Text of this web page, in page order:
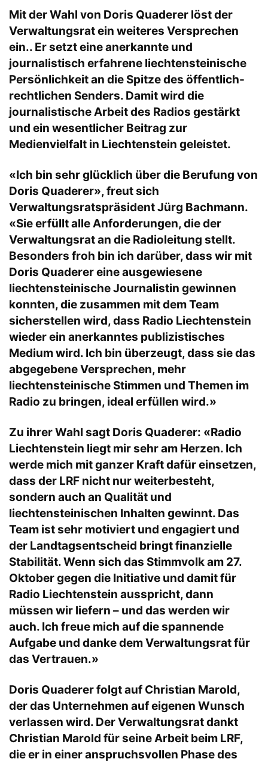
Mit der Wahl von Doris Quaderer löst der
Verwaltungsrat ein weiteres Versprechen
ein.. Er setzt eine anerkannte und
journalistisch erfahrene liechtensteinische
Persönlichkeit an die Spitze des öffentlich-
rechtlichen Senders. Damit wird die
journalistische Arbeit des Radios gestärkt
und ein wesentlicher Beitrag zur
Medienvielfalt in Liechtenstein geleistet.
«Ich bin sehr glücklich über die Berufung von
Doris Quaderer», freut sich
Verwaltungsratspräsident Jürg Bachmann.
«Sie erfüllt alle Anforderungen, die der
Verwaltungsrat an die Radioleitung stellt.
Besonders froh bin ich darüber, dass wir mit
Doris Quaderer eine ausgewiesene
liechtensteinische Journalistin gewinnen
konnten, die zusammen mit dem Team
sicherstellen wird, dass Radio Liechtenstein
wieder ein anerkanntes publizistisches
Medium wird. Ich bin überzeugt, dass sie das
abgegebene Versprechen, mehr
liechtensteinische Stimmen und Themen im
Radio zu bringen, ideal erfüllen wird.»
Zu ihrer Wahl sagt Doris Quaderer: «Radio
Liechtenstein liegt mir sehr am Herzen. Ich
werde mich mit ganzer Kraft dafür einsetzen,
dass der LRF nicht nur weiterbesteht,
sondern auch an Qualität und
liechtensteinischen Inhalten gewinnt. Das
Team ist sehr motiviert und engagiert und
der Landtagsentscheid bringt finanzielle
Stabilität. Wenn sich das Stimmvolk am 27.
Oktober gegen die Initiative und damit für
Radio Liechtenstein ausspricht, dann
müssen wir liefern – und das werden wir
auch. Ich freue mich auf die spannende
Aufgabe und danke dem Verwaltungsrat für
das Vertrauen.»
Doris Quaderer folgt auf Christian Marold,
der das Unternehmen auf eigenen Wunsch
verlassen wird. Der Verwaltungsrat dankt
Christian Marold für seine Arbeit beim LRF,
die er in einer anspruchsvollen Phase des